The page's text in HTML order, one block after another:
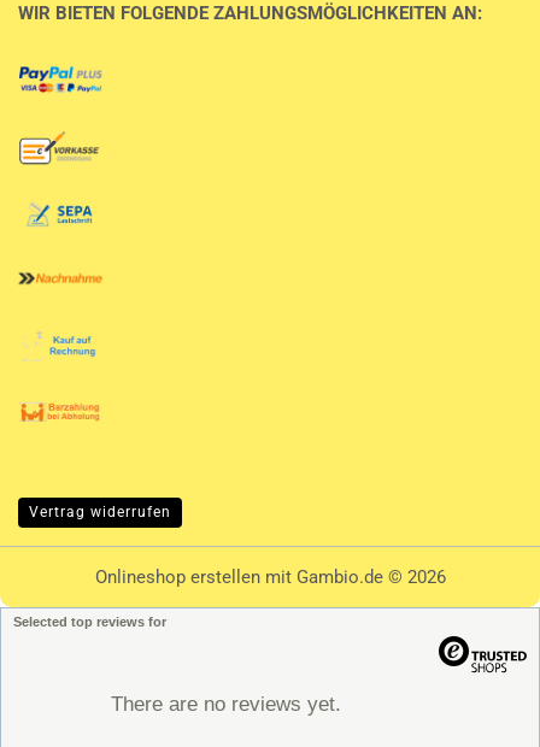
WIR BIETEN FOLGENDE ZAHLUNGSMÖGLICHKEITEN AN:
Vertrag widerrufen
Onlineshop erstellenmit Gambio.de © 2026
Selected top reviews for
There are no reviews yet.